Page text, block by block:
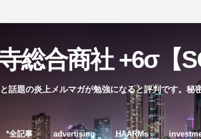
総合商社 +6σ【
話題の炎上メルマガが勉強になると評判です。秘
*全記事 advertising HAARMs